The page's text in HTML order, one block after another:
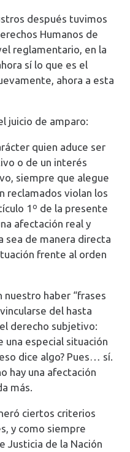
después tuvimos
Humanos de
reglamentario, en la
sí lo que es el
ahora a esta
juicio de amparo:
quien aduce ser
o de un interés
siempre que alegue
reclamados violan los
1º de la presente
afectación real y
sea de manera directa
frente al orden
haber “frases
del hasta
derecho subjetivo:
especial situación
dice algo? Pues… sí.
hay una afectación
más.
ciertos criterios
y como siempre
Justicia de la Nación